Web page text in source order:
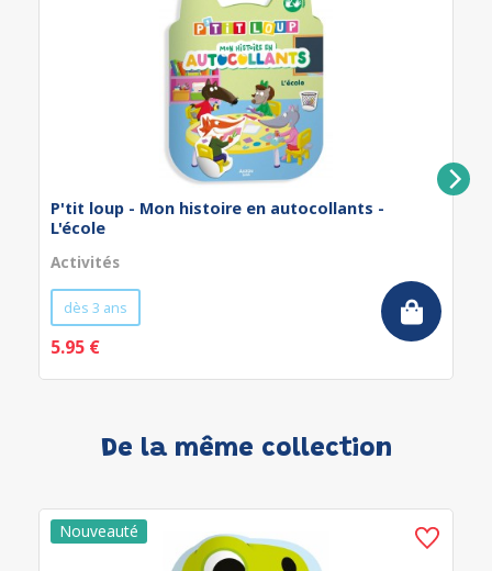
P'tit loup - Mon histoire en autocollants -
L'école
Activités
dès 3 ans
5.95 €
De la même collection